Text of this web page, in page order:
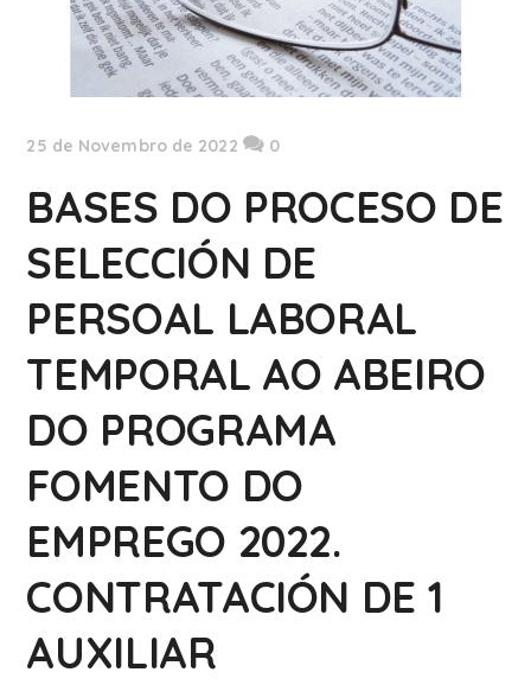
25 de Novembro de 2022 0
BASES DO PROCESO DE
SELECCIÓN DE
PERSOAL LABORAL
TEMPORAL AO ABEIRO
DO PROGRAMA
FOMENTO DO
EMPREGO 2022.
CONTRATACIÓN DE 1
AUXILIAR